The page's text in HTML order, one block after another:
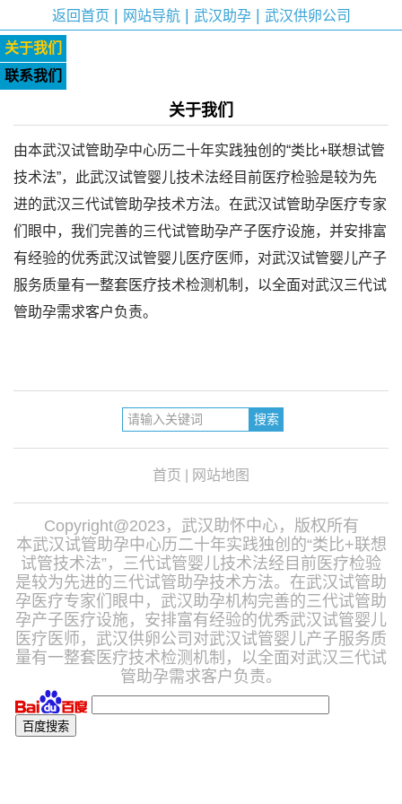
返回首页 网站导航| 武汉助孕| 武汉供卵公司
关于我们
联系我们
关于我们
由本武汉试管助孕中心历二十年实践独创的“类比+联想试管
技术法”，此武汉试管婴儿技术法经目前医疗检验是较为先
进的武汉三代试管助孕技术方法。在武汉试管助孕医疗专家
们眼中，我们完善的三代试管助孕产子医疗设施，并安排富
有经验的优秀武汉试管婴儿医疗医师，对武汉试管婴儿产子
服务质量有一整套医疗技术检测机制，以全面对武汉三代试
管助孕需求客户负责。
首页 网站地图
Copyright@2023，武汉助怀中心，版权所有
本武汉试管助孕中心历二十年实践独创的“类比+联想
试管技术法”，三代试管婴儿技术法经目前医疗检验
是较为先进的三代试管助孕技术方法。在武汉试管助
孕医疗专家们眼中，武汉助孕机构完善的三代试管助
孕产子医疗设施，安排富有经验的优秀武汉试管婴儿
医疗医师，武汉供卵公司对武汉试管婴儿产子服务质
量有一整套医疗技术检测机制，以全面对武汉三代试
管助孕需求客户负责。